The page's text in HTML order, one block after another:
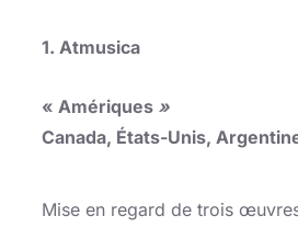
1. Atmusica
« Amériques »
Canada, États-Unis,
Mise en regard de trois